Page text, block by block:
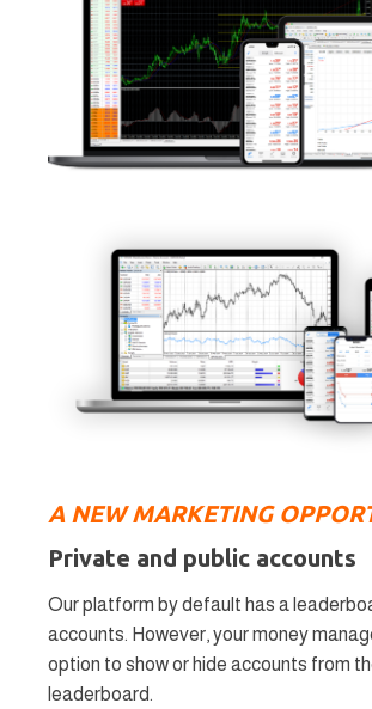
А NEW MARKETING
Private and public accounts
Our platform by default has a
accounts. However, your money
option to show or hide accounts from
leaderboard.